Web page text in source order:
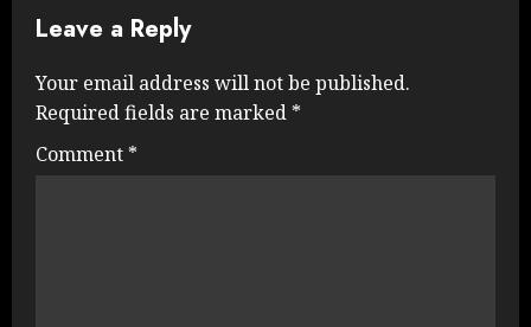
Leave a Reply
Your email address will not be published.
Required fields are marked *
Comment *